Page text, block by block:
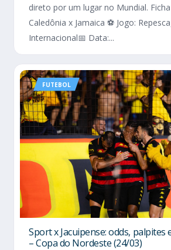
direto por um lugar no Mundial.
Caledônia x Jamaica ⚽ Jogo:
Internacional📅 Data:...
FUTEBOL
Sport x Jacuipense: odds, palpites
– Copa do Nordeste (24/03)